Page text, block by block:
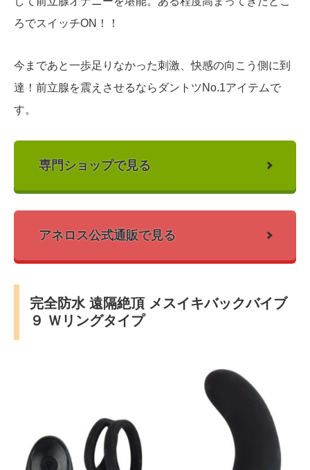
ろでスイッチON！！
今まであと一歩足りなかった刺激、快感の向こう側に到
達！前立腺を震えさせるならダントツNo.1アイテムで
す。
専門ショップで見る
アネロス公式通販で見る
完全防水 遠隔絶頂 メスイキバックバイブ
９ Ｗリングタイプ